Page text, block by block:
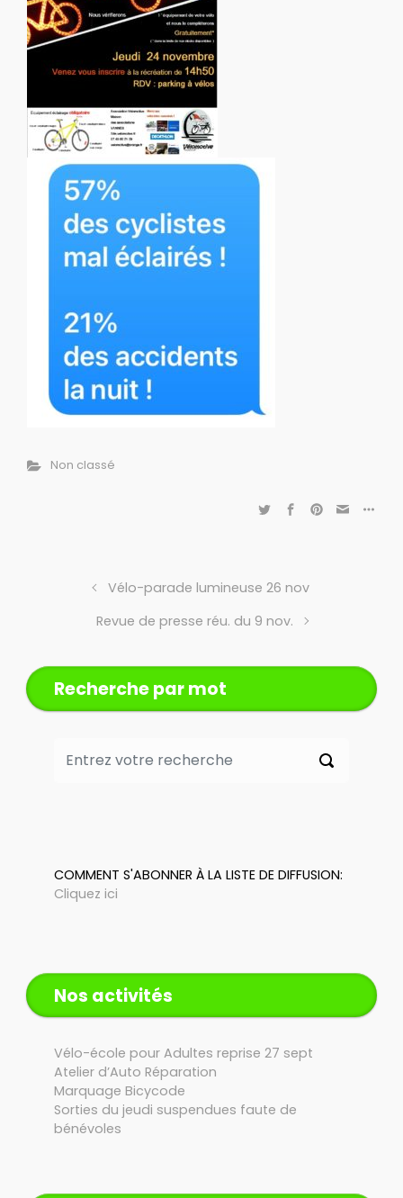
Non classé
Vélo-parade lumineuse 26 nov
Revue de presse réu. du 9 nov.
Recherche par mot
COMMENT S'ABONNER À LA LISTE DE DIFFUSION:
Cliquez ici
Nos activités
Vélo-école pour Adultes reprise 27 sept
Atelier d’Auto Réparation
Marquage Bicycode
Sorties du jeudi suspendues faute de
bénévoles